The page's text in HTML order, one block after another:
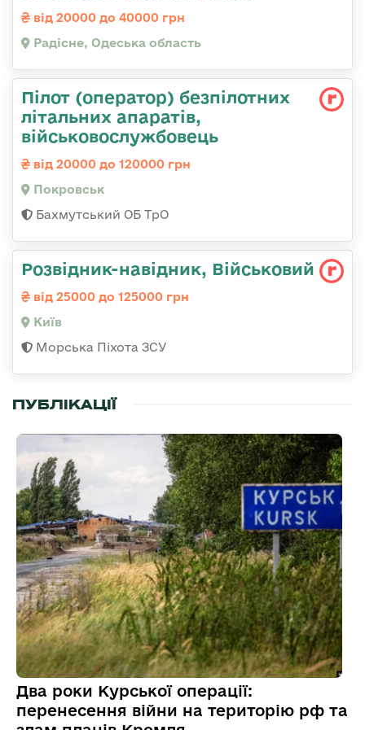
від 20000 до 40000 грн
Радісне, Одеська область
Пілот (оператор) безпілотних
літальних апаратів,
військовослужбовець
від 20000 до 120000 грн
Покровськ
Бахмутський ОБ ТрО
Розвідник-навідник, Військовий
від 25000 до 125000 грн
Київ
Морська Піхота ЗСУ
ПУБЛІКАЦІЇ
Два роки Курської операції:
перенесення війни на територію рф та